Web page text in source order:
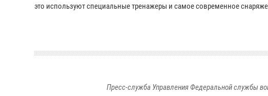
это используют специальные тренажеры и самое современное
Пресс-служба Управления Федеральной службы